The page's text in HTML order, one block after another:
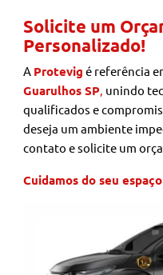
Solicite um
Personalizado!
A Protevig é referência
Guarulhos SP unindo
qualificados e
deseja um ambiente
contato e solicite um
Cuidamos do seu